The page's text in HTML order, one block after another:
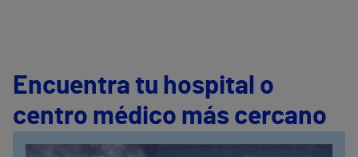
Encuentra tu hospital o
centro médico más cercano